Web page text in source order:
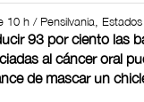
10 h / Pensilvania,
93 por ciento las
al cáncer oral
de mascar un